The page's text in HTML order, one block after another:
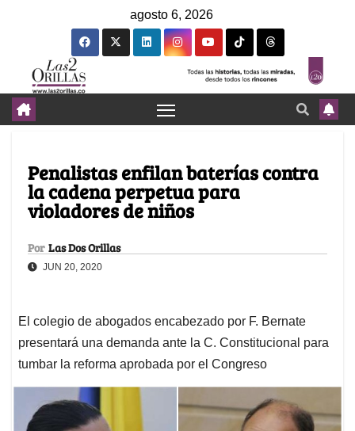
agosto 6, 2026
Penalistas enfilan baterías contra
la cadena perpetua para
violadores de niños
Por Las Dos Orillas
JUN 20, 2020
El colegio de abogados encabezado por F. Bernate
presentará una demanda ante la C. Constitucional para
tumbar la reforma aprobada por el Congreso